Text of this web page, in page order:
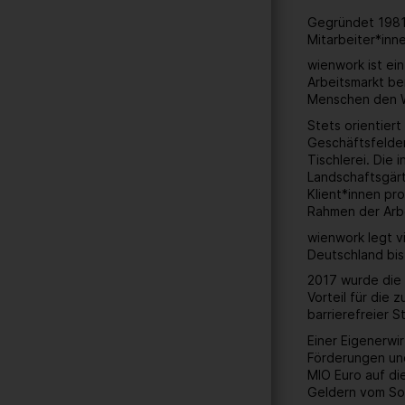
Gegründet
wienwork ist
Arbeitsmarkt
Menschen den
Stets orientiert
Tischlerei. Die
Klient*innen
Rahmen der
wienwork legt
Deutschland
2017 wurde
Vorteil für die
barrierefreier
Einer
Förderungen
MIO Euro auf
Geldern vom